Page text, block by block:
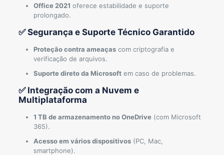
Office 2021 oferece estabilidade e suporte
prolongado.
✅ Segurança e Suporte Técnico Garantido
Proteção contra ameaçascom criptografia e
verificação de arquivos.
Suporte direto da Microsoftem caso de problemas.
✅ Integração com a Nuvem e
Multiplataforma
1 TB de armazenamento no OneDrive(com Microsoft
365).
Acesso em vários dispositivos(PC, Mac,
smartphone).